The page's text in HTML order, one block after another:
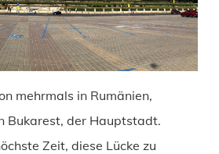
mehrmals in Rumänien,
Bukarest, der Hauptstadt.
Zeit, diese Lücke zu